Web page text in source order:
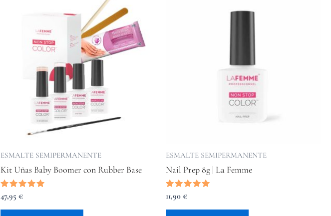
ESMALTE SEMIPERMANENTE
Kit Uñas Baby Boomer con Rubber Base
Valorado
con
5.00
47,95 €
ESMALTE SEMIPERMANENTE
Nail Prep 8g | La Femme
Valorado
con
5.00
11,90 €